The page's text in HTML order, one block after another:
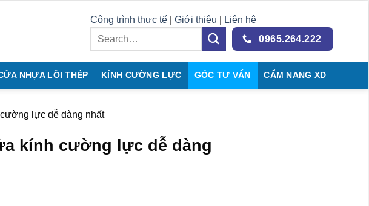
Công trình thực tế| Giới thiệu
Liên hệ
0965.264.222
NHỰA LÕI THÉP KÍNH CƯỜNG LỰC GÓC TƯ VẤN CẨM NANG XD
lực dễ dàng nhất
kính cường lực dễ dàng